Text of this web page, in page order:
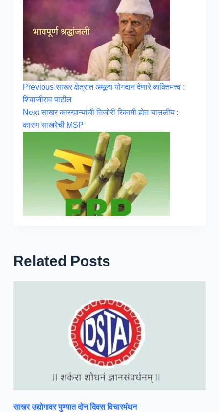
Previousसाखर क्षेत्रात अमूल्य योगदान देणारे व्यक्तिमत्त्व :
शिवाजीराव पाटील
Nextसाखर कारखान्यांची तिजोरी रिकामी होत चाललीय :
कारण साखरेची MSP
Related Posts
साखर उद्योगावर पुण्यात दोन दिवस विचारमंथन